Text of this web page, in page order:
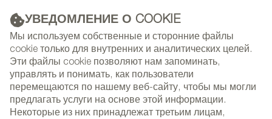
УВЕДОМЛЕНИЕ О COOKIE
Мы используем собственные и сторонние файлы
cookie только для внутренних и аналитических целей.
Эти файлы cookie позволяют нам запоминать,
управлять и понимать, как пользователи
перемещаются по нашему веб-сайту, чтобы мы могли
предлагать услуги на основе этой информации.
Некоторые из них принадлежат третьим лицам,
РЕКЛАМА
(+34) 913 497 100 |